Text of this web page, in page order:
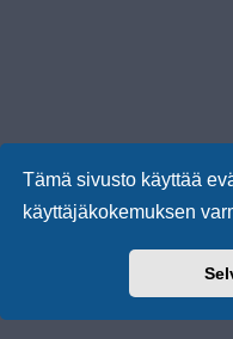
Tämä sivusto käyttää
käyttäjäkokemuksen